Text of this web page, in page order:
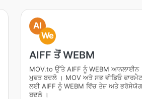
AI
We
AIFF ਤੋਂ WEBM
MOV.to ਉੱਤੇ AIFF ਨੂੰ WEBM ਆਨਲਾਈਨ
ਮੁਫਤ ਬਦਲੋ । MOV ਅਤੇ ਸਭ ਵੀਡਿਓ ਫਾਰਮੈਟ
ਲਈ AIFF ਨੂੰ WEBM ਵਿੱਚ ਤੇਜ਼ ਅਤੇ ਭਰੋਸੇਯੋਗ
ਬਦਲੋ ।